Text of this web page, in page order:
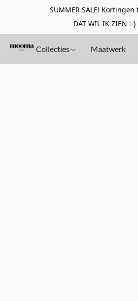
SUMMER SALE!
DAT WIL IK ZIEN :-)
Collecties Maatwerk